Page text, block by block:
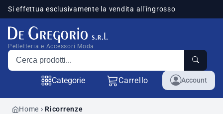
Si effettua esclusivamente la vendita all'ingrosso
Pelletteria e Accessori Moda
Cerca prodotti
Categorie Carrello Account
Home Ricorrenze